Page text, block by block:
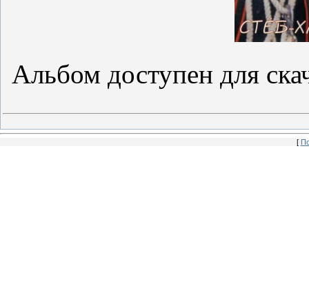
Альбом доступен для
[